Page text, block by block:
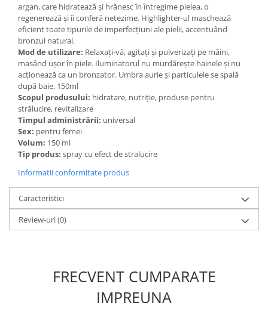
argan, care hidratează și hrănesc în întregime pielea, o
regenerează și îi conferă netezime. Highlighter-ul maschează
eficient toate tipurile de imperfecțiuni ale pielii, accentuând
bronzul natural.
Mod de utilizare: Relaxați-vă, agitați și pulverizați pe mâini,
masând ușor în piele. Iluminatorul nu murdărește hainele și nu
acționează ca un bronzator. Umbra aurie și particulele se spală
după baie. 150ml
Scopul produsului: hidratare, nutriţie, produse pentru
strălucire, revitalizare
Timpul administrării: universal
Sex: pentru femei
Volum: 150 ml
Tip produs: spray cu efect de stralucire
Informatii conformitate produs
Caracteristici
Review-uri(0)
FRECVENT CUMPARATE
IMPREUNA